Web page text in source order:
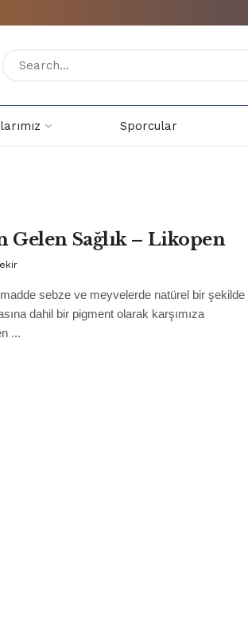
Sporcular
Gelen Sağlık – Likopen
sebze ve meyvelerde natürel bir şekilde
dahil bir pigment olarak karşımıza
...